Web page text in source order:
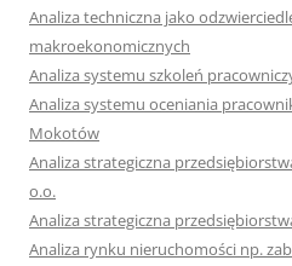
Analiza techniczna jako
makroekonomicznych
Analiza systemu szkoleń
Analiza systemu oceniania
Mokotów
Analiza strategiczna
o.o.
Analiza strategiczna
Analiza rynku nieruchomości np.